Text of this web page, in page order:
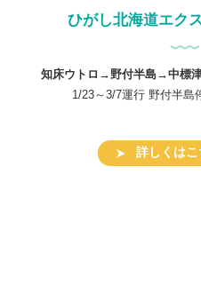
ひがし北海道エク
知床ウトロ→野付半島→中標
1/23～3/7運行 野付半島
詳しくは